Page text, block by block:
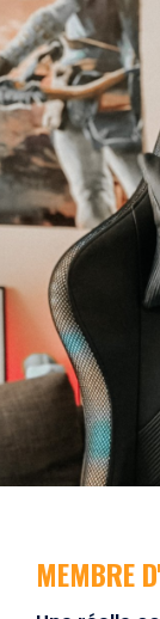
MEMBRE